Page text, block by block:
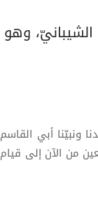
وهو
ونبيّنا أبي القاسم
من الآن إلى قيام